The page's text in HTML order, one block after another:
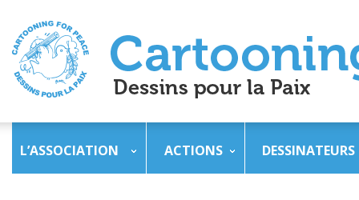
L’ASSOCIATION ACTIONS DESSINATEURS